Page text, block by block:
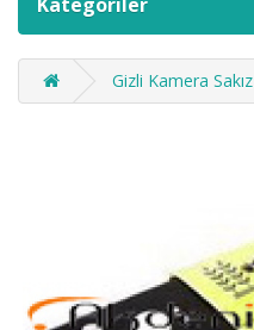
Gizli Kamera Sakız